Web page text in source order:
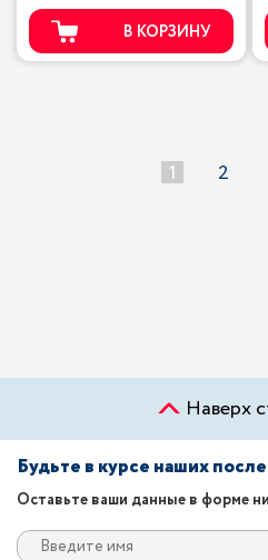
В КОРЗИНУ
1 2
Наверх
Будьте в курсе наших
Оставьте ваши данные в форме